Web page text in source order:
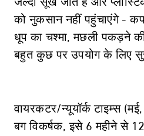
जल्दी सूख जाते हैं और
को नुकसान नहीं पहुंचाएंगे -
धूप का चश्मा, मछली पकड़ने
बहुत कुछ पर उपयोग के लिए
वायरकटर/न्यूयॉर्क टाइम्स
बग विकर्षक, इसे 6 महीने से